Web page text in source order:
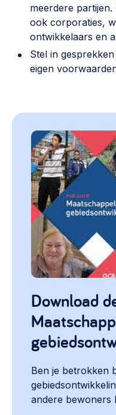
meerdere
ook corporaties,
ontwikkelaars en
Stel in
eigen
Download
Ben je betrokken
andere bewoners